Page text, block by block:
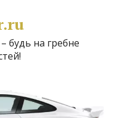
будь на гребне